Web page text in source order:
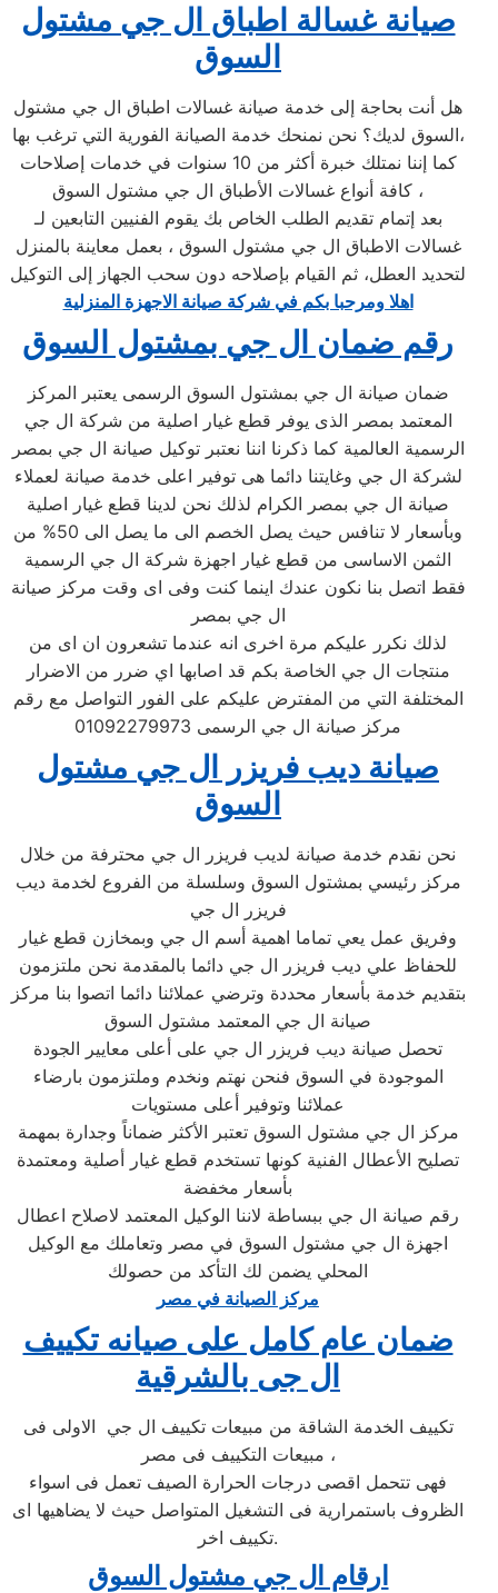
صيانة غسالة اطباق ال جي مشتول
السوق
هل أنت بحاجة إلى خدمة صيانة غسالات اطباق ال جي مشتول
السوق لديك؟ نحن نمنحك خدمة الصيانة الفورية التي ترغب بها،
كما إننا نمتلك خبرة أكثر من 10 سنوات في خدمات إصلاحات
كافة أنواع غسالات الأطباق ال جي مشتول السوق ،
بعد إتمام تقديم الطلب الخاص بك يقوم الفنيين التابعين لـ
غسالات الاطباق ال جي مشتول السوق ، بعمل معاينة بالمنزل
لتحديد العطل، ثم القيام بإصلاحه دون سحب الجهاز إلى التوكيل
اهلا ومرحبا بكم في شركة صيانة الاجهزة المنزلية
رقم ضمان ال جي بمشتول السوق
ضمان صيانة ال جي بمشتول السوق الرسمى يعتبر المركز
المعتمد بمصر الذى يوفر قطع غيار اصلية من شركة ال جي
الرسمية العالمية كما ذكرنا اننا نعتبر توكيل صيانة ال جي بمصر
لشركة ال جي وغايتنا دائما هى توفير اعلى خدمة صيانة لعملاء
صيانة ال جي بمصر الكرام لذلك نحن لدينا قطع غيار اصلية
وبأسعار لا تنافس حيث يصل الخصم الى ما يصل الى 50% من
الثمن الاساسى من قطع غيار اجهزة شركة ال جي الرسمية
فقط اتصل بنا نكون عندك اينما كنت وفى اى وقت مركز صيانة
ال جي بمصر
لذلك نكرر عليكم مرة اخرى انه عندما تشعرون ان اى من
منتجات ال جي الخاصة بكم قد اصابها اي ضرر من الاضرار
المختلفة التي من المفترض عليكم على الفور التواصل مع رقم
مركز صيانة ال جي الرسمى 01092279973
صيانة ديب فريزر ال جي مشتول
السوق
نحن نقدم خدمة صيانة لديب فريزر ال جي محترفة من خلال
مركز رئيسي بمشتول السوق وسلسلة من الفروع لخدمة ديب
فريزر ال جي
وفريق عمل يعي تماما اهمية أسم ال جي وبمخازن قطع غيار
للحفاظ علي ديب فريزر ال جي دائما بالمقدمة نحن ملتزمون
بتقديم خدمة بأسعار محددة وترضي عملائنا دائما اتصوا بنا مركز
صيانة ال جي المعتمد مشتول السوق
تحصل صيانة ديب فريزر ال جي على أعلى معايير الجودة
الموجودة في السوق فنحن نهتم ونخدم وملتزمون بارضاء
عملائنا وتوفير أعلى مستويات
مركز ال جي مشتول السوق تعتبر الأكثر ضماناً وجدارة بمهمة
تصليح الأعطال الفنية كونها تستخدم قطع غيار أصلية ومعتمدة
بأسعار مخفضة
رقم صيانة ال جي ببساطة لاننا الوكيل المعتمد لاصلاح اعطال
اجهزة ال جي مشتول السوق في مصر وتعاملك مع الوكيل
المحلي يضمن لك التأكد من حصولك
مركز الصيانة في مصر
ضمان عام كامل على صيانه تكييف
ال جى بالشرقية
تكييف الخدمة الشاقة من مبيعات تكييف ال جي الاولى فى
مبيعات التكييف فى مصر ،
فهى تتحمل اقصى درجات الحرارة الصيف تعمل فى اسواء
الظروف باستمرارية فى التشغيل المتواصل حيث لا يضاهيها اى
تكييف اخر.
ارقام ال جي مشتول السوق